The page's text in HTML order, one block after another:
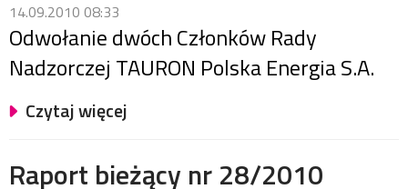
14.09.2010 08:33
Odwołanie dwóch Członków Rady
Nadzorczej TAURON Polska Energia S.A.
Czytaj więcej
Raport bieżący nr 28/2010